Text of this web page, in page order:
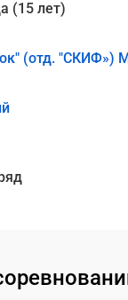
(15 лет)
(отд. "СКИФ»)